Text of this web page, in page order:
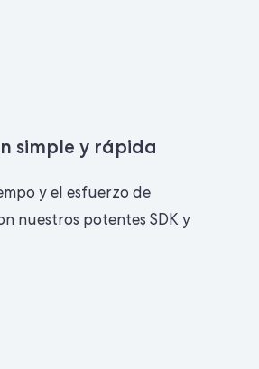
simple y rápida
y el esfuerzo de
nuestros potentes SDK y